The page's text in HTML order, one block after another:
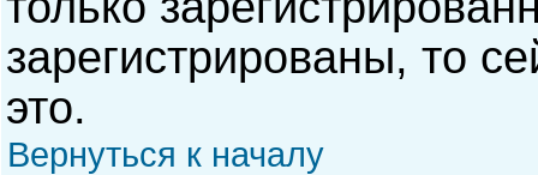
зарегистрированы, то
это.
Вернуться к началу